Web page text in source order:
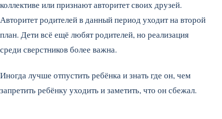
коллективе или признают авторитет своих друзей.
Авторитет родителей в данный период уходит на второй
план. Дети всё ещё любят родителей, но реализация
среди сверстников более важна.
Иногда лучше отпустить ребёнка и знать где он, чем
запретить ребёнку уходить и заметить, что он сбежал.